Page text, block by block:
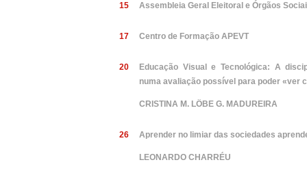
15 Assembleia Geral Eleitoral e Órgãos
17 Centro de Formação APEVT
20
Educação Visual e Tecnológica: A
numa avaliação possível para poder «ver
CRISTINA M. LÖBE G. MADUREIRA
26 Aprender no limiar das sociedades
LEONARDO CHARRÉU